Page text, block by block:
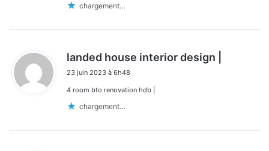
chargement…
landed house interior design |
23 juin 2023 à 6h48
4 room bto renovation hdb |
chargement…